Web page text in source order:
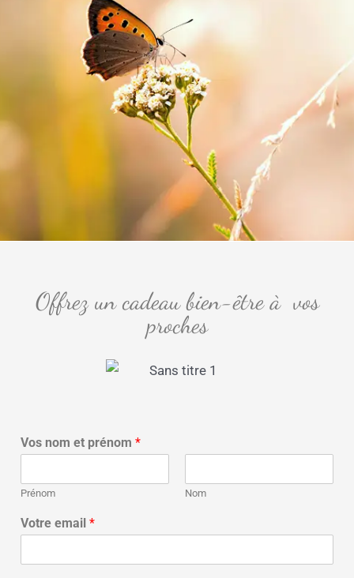
Offrez un cadeau bien-être à vos
proches
Vos nom et prénom *
Prénom Nom
Votre email *